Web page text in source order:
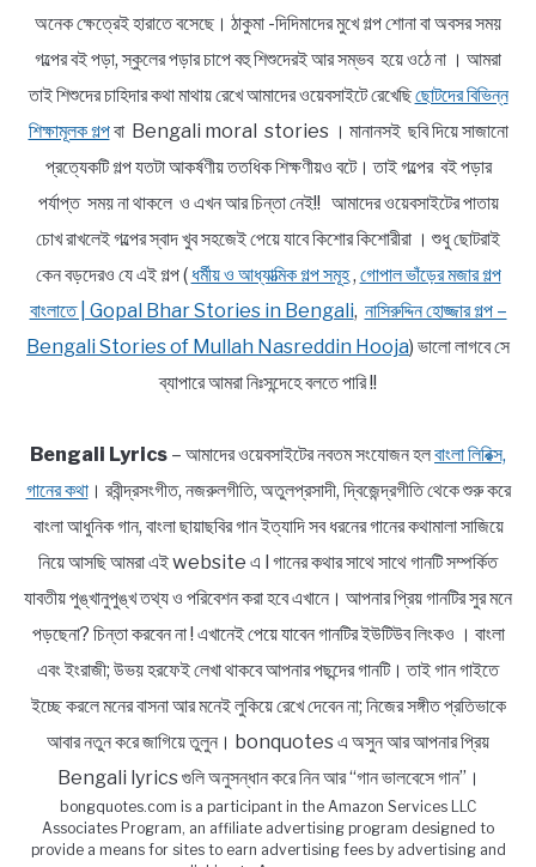
অনেক ক্ষেত্রেই হারাতে বসেছে। ঠাকুমা -দিদিমাদের মুখে গল্প শোনা বা অবসর সময়
গল্পের বই পড়া, স্কুলের পড়ার চাপে বহু শিশুদেরই আর সম্ভব হয়ে ওঠে না । আমরা
তাই শিশুদের চাহিদার কথা মাথায় রেখে আমাদের ওয়েবসাইটে রেখেছিছোটদের বিভিন্ন
শিক্ষামূলক গল্পবা Bengali moral stories । মানানসই ছবি দিয়ে সাজানো
প্রত্যেকটি গল্প যতটা আকর্ষণীয় ততধিক শিক্ষণীয়ও বটে। তাই গল্পের বই পড়ার
পর্যাপ্ত সময় না থাকলে ও এখন আর চিন্তা নেই!! আমাদের ওয়েবসাইটের পাতায়
চোখ রাখলেই গল্পের স্বাদ খুব সহজেই পেয়ে যাবে কিশোর কিশোরীরা । শুধু ছোটরাই
কেন বড়দেরও যে এই গল্প ( ধর্মীয় ও আধ্যাত্মিক গল্প সমূহ, গোপাল ভাঁড়ের মজার গল্প
বাংলাতে | Gopal Bhar Stories in Bengali, নাসিরুদ্দিন হোজ্জার গল্প –
Bengali Stories of Mullah Nasreddin Hooja) ভালো লাগবে সে
ব্যাপারে আমরা নিঃসন্দেহে বলতে পারি !!
Bengali Lyrics – আমাদের ওয়েবসাইটের নবতম সংযোজন হলবাংলা লিরিক্স,
গানের কথা। রবীন্দ্রসংগীত, নজরুলগীতি, অতুলপ্রসাদী, দ্বিজেন্দ্রগীতি থেকে শুরু করে
বাংলা আধুনিক গান, বাংলা ছায়াছবির গান ইত্যাদি সব ধরনের গানের কথামালা সাজিয়ে
নিয়ে আসছি আমরা এই website এ l গানের কথার সাথে সাথে গানটি সম্পর্কিত
যাবতীয় পুঙ্খানুপুঙ্খ তথ্য ও পরিবেশন করা হবে এখানে। আপনার প্রিয় গানটির সুর মনে
পড়ছেনা? চিন্তা করবেন না ! এখানেই পেয়ে যাবেন গানটির ইউটিউব লিংকও । বাংলা
এবং ইংরাজী; উভয় হরফেই লেখা থাকবে আপনার পছন্দের গানটি। তাই গান গাইতে
ইচ্ছে করলে মনের বাসনা আর মনেই লুকিয়ে রেখে দেবেন না; নিজের সঙ্গীত প্রতিভাকে
আবার নতুন করে জাগিয়ে তুলুন। bonquotes এ অসুন আর আপনার প্রিয়
Bengali lyrics গুলি অনুসন্ধান করে নিন আর “গান ভালবেসে গান”।
bongquotes.com is a participant in the Amazon Services LLC
Associates Program, an affiliate advertising program designed to
provide a means for sites to earn advertising fees by advertising and